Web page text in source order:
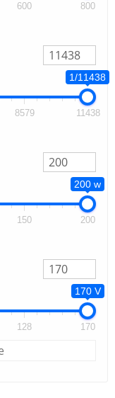
600 800
1/11438
8579 11438
200 w
150 200
170 V
128 170